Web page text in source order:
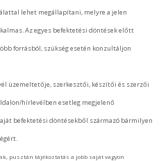
lehet megállapítani, melyre a jelen
Az egyes befektetési döntések előtt
forrásból, szükség esetén konzultáljon
üzemeltetője, szerkesztői, készítői és szerzői
hírlevélben esetleg megjelenő
befektetési döntésekből származó bármilyen
pusztán tájékoztatás a jobb saját vagyon